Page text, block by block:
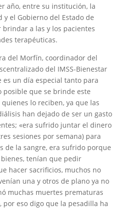
año, entre su institución, la
y el Gobierno del Estado de
brindar a las y los pacientes
terapéuticas.
del Morfín, coordinador del
del IMSS-Bienestar
es un día especial tanto para
posible que se brinde este
lo reciben, ya que las
han dejado de ser un gasto
«era sufrido juntar el dinero
sesiones por semana) para
de la sangre, era sufrido porque
tenían que pedir
hacer sacrificios, muchos no
una y otros de plano ya no
muchas muertes prematuras
por eso digo que la pesadilla ha